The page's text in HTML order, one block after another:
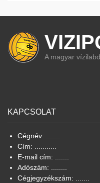
A magyar
KAPCSOLAT
Cégnév: .......
Cím: ...........
E-mail cím: .......
Adószám: ........
Cégjegyzékszám: .......